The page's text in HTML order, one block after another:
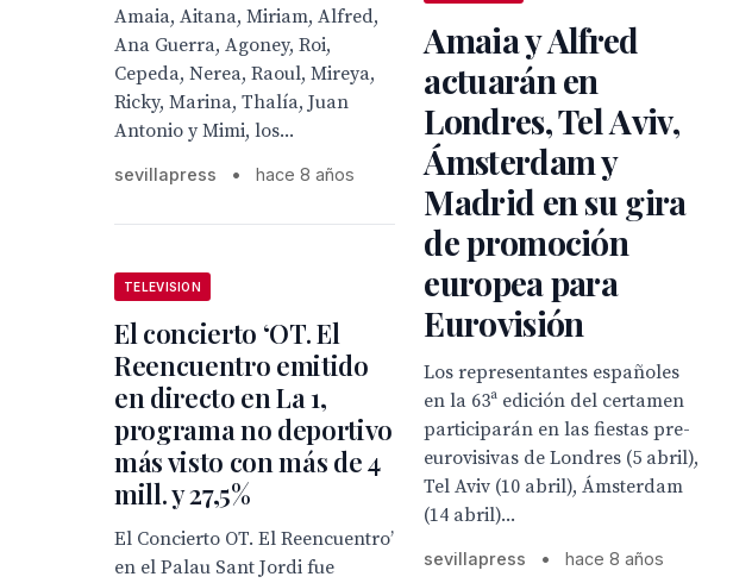
Amaia, Aitana, Miriam, Alfred,
Ana Guerra, Agoney, Roi,
Cepeda, Nerea, Raoul, Mireya,
Ricky, Marina, Thalía, Juan
Antonio y Mimi, los...
sevillapress • hace 8 años
Amaia y Alfred
actuarán en
Londres, Tel Aviv,
Ámsterdam y
Madrid en su gira
de promoción
europea para
Eurovisión
Los representantes españoles
en la 63ª edición del certamen
participarán en las fiestas pre-
eurovisivas de Londres (5 abril),
Tel Aviv (10 abril), Ámsterdam
(14 abril)...
sevillapress • hace 8 años
TELEVISION
El concierto ‘OT. El
Reencuentro emitido
en directo en La 1,
programa no deportivo
más visto con más de 4
mill. y 27,5%
El Concierto OT. El Reencuentro’
en el Palau Sant Jordi fue